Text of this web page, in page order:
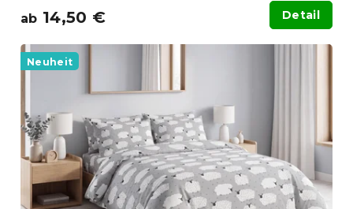
ab 14,50 € Detail
Neuheit